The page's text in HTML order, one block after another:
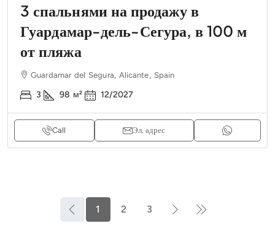
3 спальнями на продажу в
Гуардамар-дель-Сегура, в 100 м
от пляжа
Guardamar del Segura, Alicante, Spain
3 98 м² 12/2027
Call Эл. адрес
1 2 3